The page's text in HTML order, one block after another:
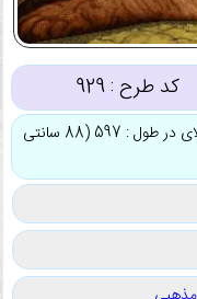
کد طرح :929
تعداد لای در طول : 597 (88 سانتی